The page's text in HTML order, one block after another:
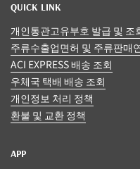
QUICK LINK
개인통관고유부호 발급 및 조
주류수출업면허 및 주류판매
ACI EXPRESS 배송 조회
우체국 택배 배송 조회
개인정보 처리 정책
환불 및 교환 정책
APP